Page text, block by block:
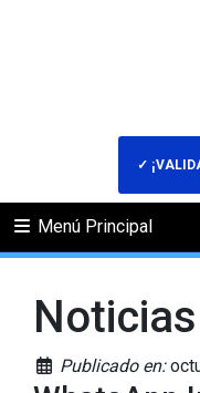
✓
Menú Principal
Noticias
Publicado en: